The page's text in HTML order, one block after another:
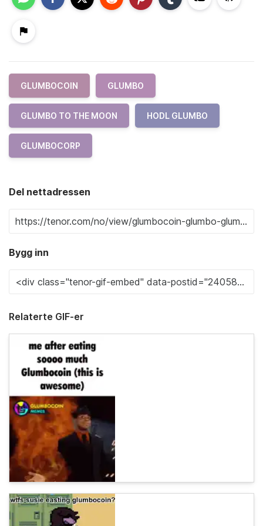
GLUMBOCOIN GLUMBO
GLUMBO TO THE MOON HODL GLUMBO
GLUMBOCORP
Del nettadressen
Bygg inn
Relaterte GIF-er